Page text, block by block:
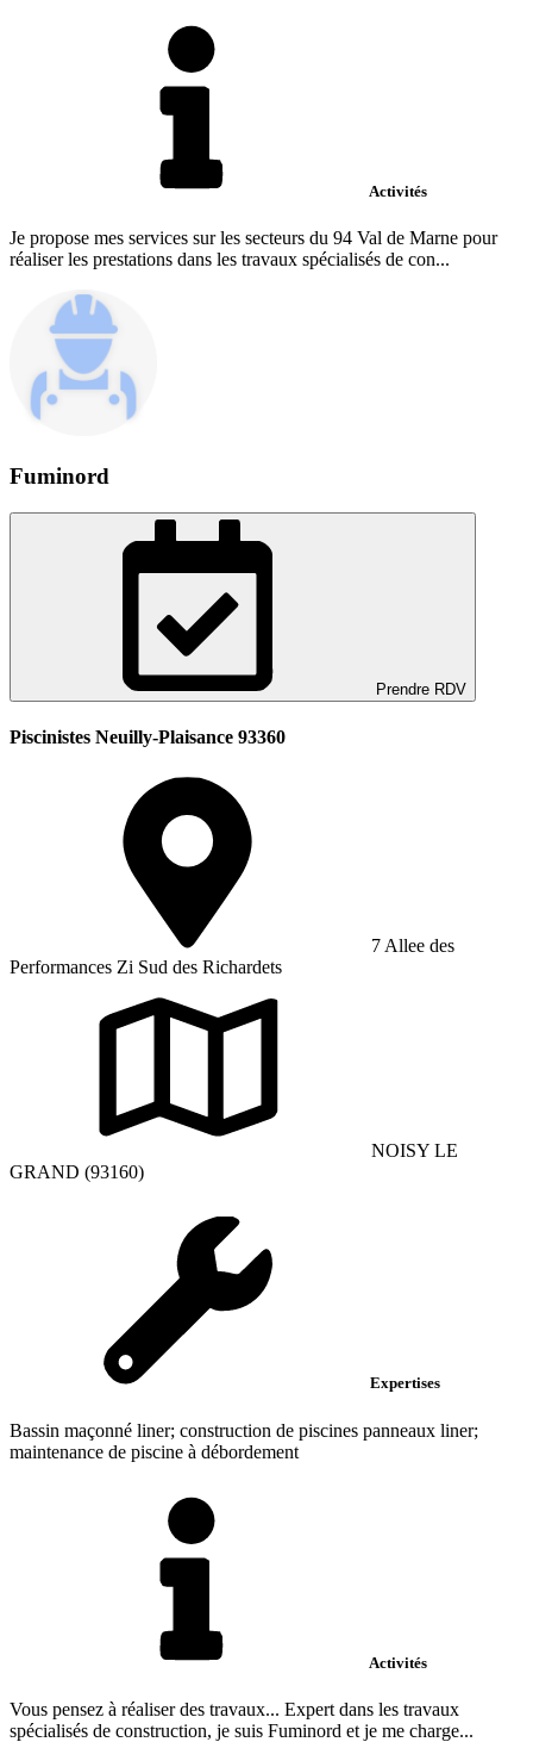
Activités
Je propose mes services sur les secteurs du 94 Val de Marne pour
réaliser les prestations dans les travaux spécialisés de con...
Fuminord
Prendre RDV
Piscinistes Neuilly-Plaisance 93360
7 Allee des
Performances Zi Sud des Richardets
NOISY LE
GRAND (93160)
Expertises
Bassin maçonné liner; construction de piscines panneaux liner;
maintenance de piscine à débordement
Activités
Vous pensez à réaliser des travaux... Expert dans les travaux
spécialisés de construction, je suis Fuminord et je me charge...